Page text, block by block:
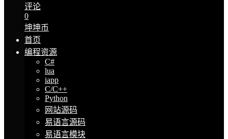
评论
0
坤坤币
首页
编程资源
C#
lua
iapp
C/C++
Python
网站源码
易语言源码
易语言模块